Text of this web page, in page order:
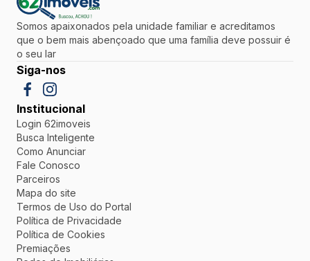
Somos apaixonados pela unidade familiar e acreditamos
que o bem mais abençoado que uma família deve possuir é
o seu lar
Siga-nos
Institucional
Login 62imoveis
Busca Inteligente
Como Anunciar
Fale Conosco
Parceiros
Mapa do site
Termos de Uso do Portal
Política de Privacidade
Política de Cookies
Premiações